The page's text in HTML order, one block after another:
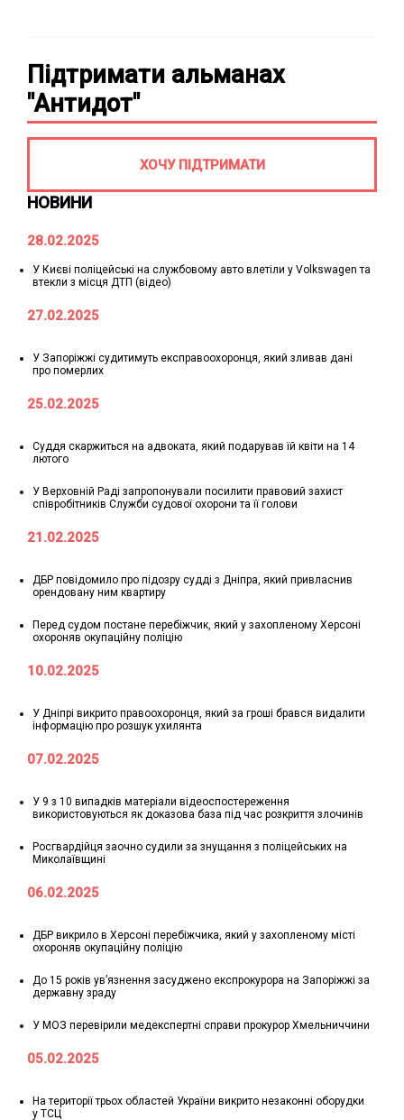
НОВИНИ
28.02.2025
У Києві поліцейські на службовому авто влетіли у Volkswagen та
втекли з місця ДТП (відео)
27.02.2025
У Запоріжжі судитимуть експравоохоронця, який зливав дані
про померлих
25.02.2025
Суддя скаржиться на адвоката, який подарував їй квіти на 14
лютого
У Верховній Раді запропонували посилити правовий захист
співробітників Служби судової охорони та її голови
21.02.2025
ДБР повідомило про підозру судді з Дніпра, який привласнив
орендовану ним квартиру
Перед судом постане перебіжчик, який у захопленому Херсоні
охороняв окупаційну поліцію
10.02.2025
У Дніпрі викрито правоохоронця, який за гроші брався видалити
інформацію про розшук ухилянта
07.02.2025
У 9 з 10 випадків матеріали відеоспостереження
використовуються як доказова база під час розкриття злочинів
Росгвардійця заочно судили за знущання з поліцейських на
Миколаївщині
06.02.2025
ДБР викрило в Херсоні перебіжчика, який у захопленому місті
охороняв окупаційну поліцію
До 15 років ув’язнення засуджено експрокурора на Запоріжжі за
державну зраду
У МОЗ перевірили медекспертні справи прокурор Хмельниччини
05.02.2025
На території трьох областей України викрито незаконні оборудки
у ТСЦ
Підтримати альманах
"Антидот"
ХОЧУ ПІДТРИМАТИ